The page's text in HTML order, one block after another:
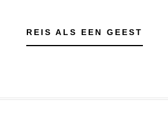
REIS ALS EEN GEEST